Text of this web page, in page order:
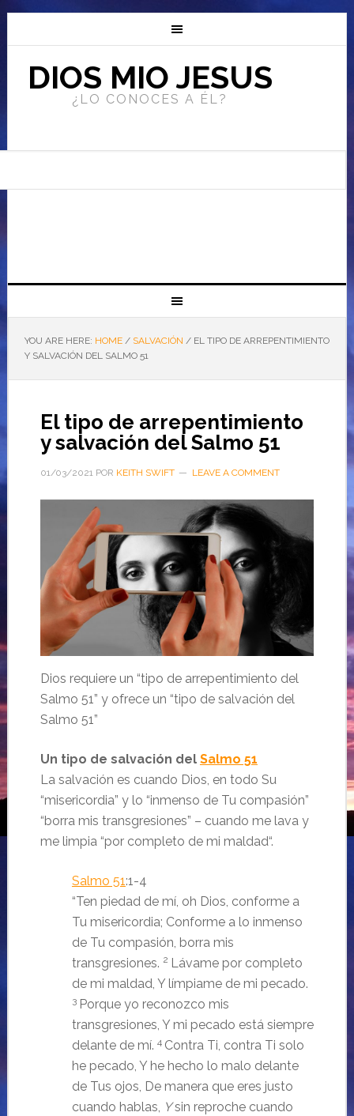
DIOS MIO JESUS
¿LO CONOCES A ÉL?
YOU ARE HERE: HOME / SALVACIÓN /EL TIPO DE ARREPENTIMIENTO
Y SALVACIÓN DEL SALMO 51
El tipo de arrepentimiento
y salvación del Salmo 51
01/03/2021POR KEITH SWIFT LEAVE A COMMENT
Dios requiere un “tipo de arrepentimiento del
Salmo 51” y ofrece un “tipo de salvación del
Salmo 51”
Un tipo de salvación del Salmo 51
La salvación es cuando Dios, en todo Su
“misericordia” y lo “inmenso de Tu compasión”
“borra mis transgresiones” – cuando me lava y
me limpia “por completo de mi maldad“.
Salmo 51:1-4
“Ten piedad de mí, oh Dios, conforme a
Tu misericordia; Conforme a lo inmenso
de Tu compasión, borra mis
transgresiones. 2 Lávame por completo
de mi maldad, Y límpiame de mi pecado.
3 Porque yo reconozco mis
transgresiones, Y mi pecado está siempre
delante de mí. 4 Contra Ti, contra Ti solo
he pecado, Y he hecho lo malo delante
de Tus ojos, De manera que eres justo
cuando hablas, Ysin reproche cuando